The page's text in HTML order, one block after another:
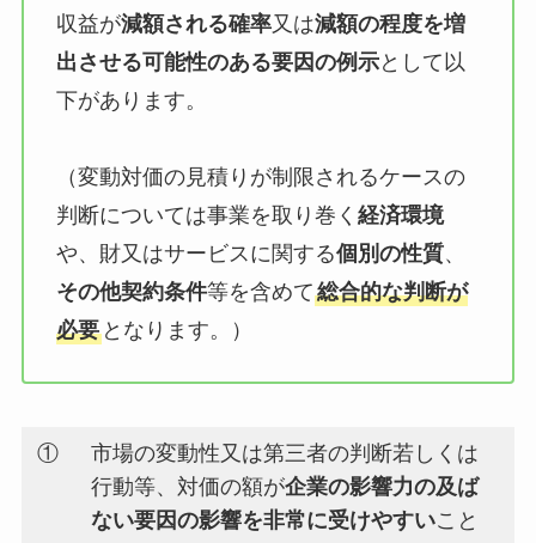
収益が減額される確率又は減額の程度を増
出させる可能性のある要因の例示として以
下があります。
（変動対価の見積りが制限されるケースの
判断については事業を取り巻く 経済環境
や、財又はサービスに関する個別の性質、
その他契約条件等を含めて総合的な判断が
必要となります。）
①
市場の変動性又は第三者の判断若しくは
行動等、対価の額が企業の影響力の及ば
ない要因の影響を非常に受けやすいこと